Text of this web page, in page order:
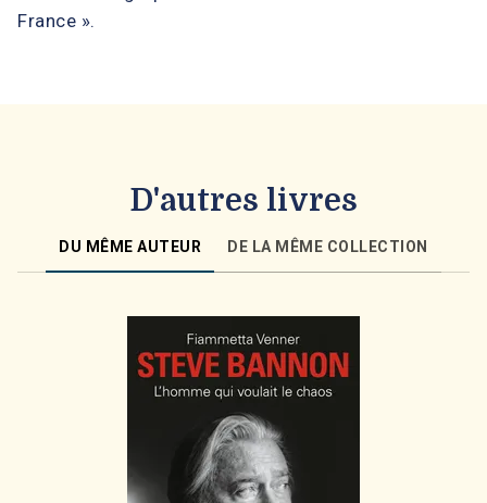
France ».
D'autres livres
DU MÊME AUTEUR DE LA MÊME COLLECTION